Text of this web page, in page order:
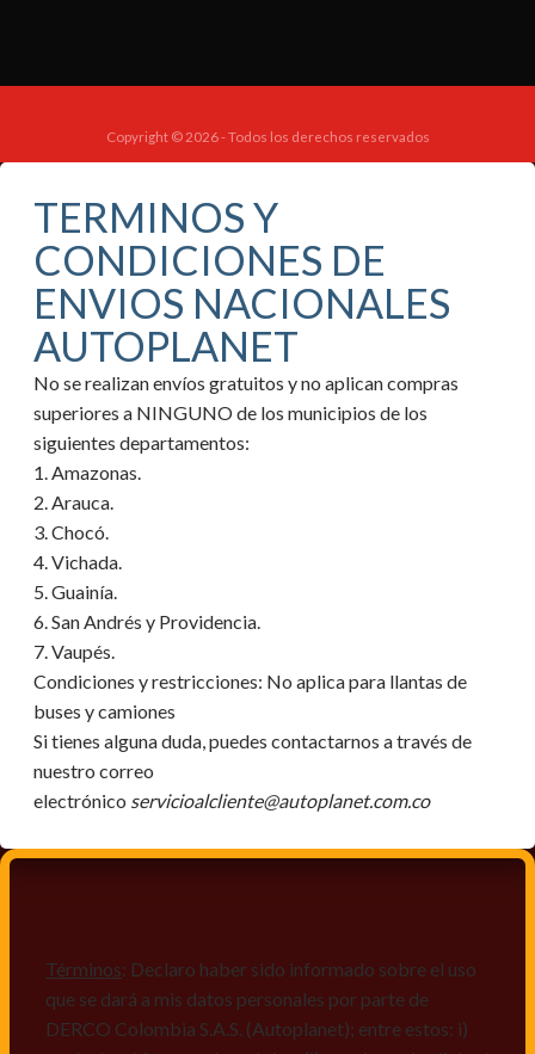
Copyright © 2026 - Todos los derechos reservados
TERMINOS Y
CONDICIONES DE
ENVIOS NACIONALES
AUTOPLANET
No se realizan envíos gratuitos y no aplican compras
superiores a NINGUNO de los municipios de los
siguientes departamentos:
1. Amazonas.
2. Arauca.
3. Chocó.
4. Vichada.
5. Guainía.
6. San Andrés y Providencia.
7. Vaupés.
Condiciones y restricciones: No aplica para llantas de
buses y camiones
Si tienes alguna duda, puedes contactarnos a través de
nuestro correo
electrónico servicioalcliente@autoplanet.com.co
Términos: Declaro haber sido informado sobre el uso
que se dará a mis datos personales por parte de
DERCO Colombia S.A.S. (Autoplanet); entre estos: i)